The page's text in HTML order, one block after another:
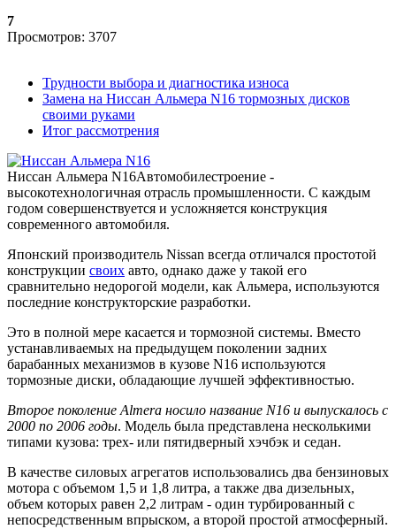
7
Просмотров: 3707
Трудности выбора и диагностика износа
Замена на Ниссан Альмера N16 тормозных дисков
своими руками
Итог рассмотрения
Ниссан Альмера N16Автомобилестроение -
высокотехнологичная отрасль промышленности. С каждым
годом совершенствуется и усложняется конструкция
современного автомобиля.
Японский производитель Nissan всегда отличался простотой
конструкции своих авто, однако даже у такой его
сравнительно недорогой модели, как Альмера, используются
последние конструкторские разработки.
Это в полной мере касается и тормозной системы. Вместо
устанавливаемых на предыдущем поколении задних
барабанных механизмов в кузове N16 используются
тормозные диски, обладающие лучшей эффективностью.
Второе поколение Almera носило название N16 и выпускалось с
2000 по 2006 годы. Модель была представлена несколькими
типами кузова: трех- или пятидверный хэчбэк и седан.
В качестве силовых агрегатов использовались два бензиновых
мотора с объемом 1,5 и 1,8 литра, а также два дизельных,
объем которых равен 2,2 литрам - один турбированный с
непосредственным впрыском, а второй простой атмосферный.